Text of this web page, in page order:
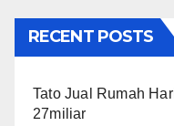
RECENT POSTS
Tato Jual Rumah
27miliar